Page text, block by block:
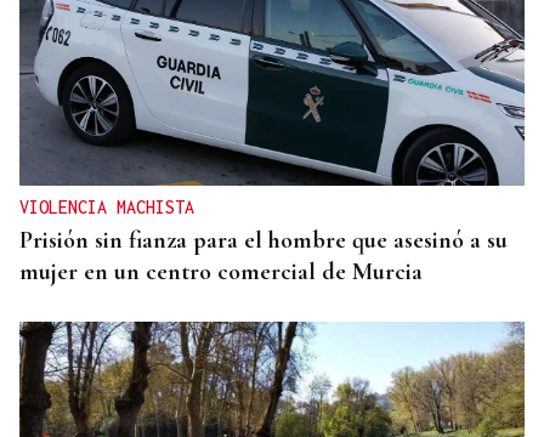
INCUMPLIMIENTO LEGAL
Turismo veta la “Ruta del Narcotráfico” de
Laureano Oubiña por no cumplir con la Ley de
Turismo de Galicia
VIOLENCIA MACHISTA
Prisión sin fianza para el hombre que asesinó a su
mujer en un centro comercial de Murcia